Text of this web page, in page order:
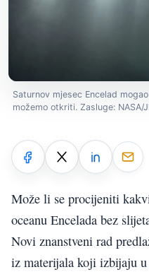
Saturnov mjesec Encelad
možemo otkriti. Zasluge: NASA/
Može li se procijeniti
oceanu Encelada bez
Novi znanstveni rad
iz materijala koji izbijaju